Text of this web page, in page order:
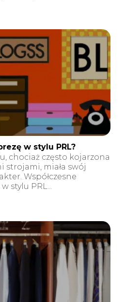
w stylu PRL?
chociaż często kojarzona
strojami, miała swój
Współczesne
stylu PRL...